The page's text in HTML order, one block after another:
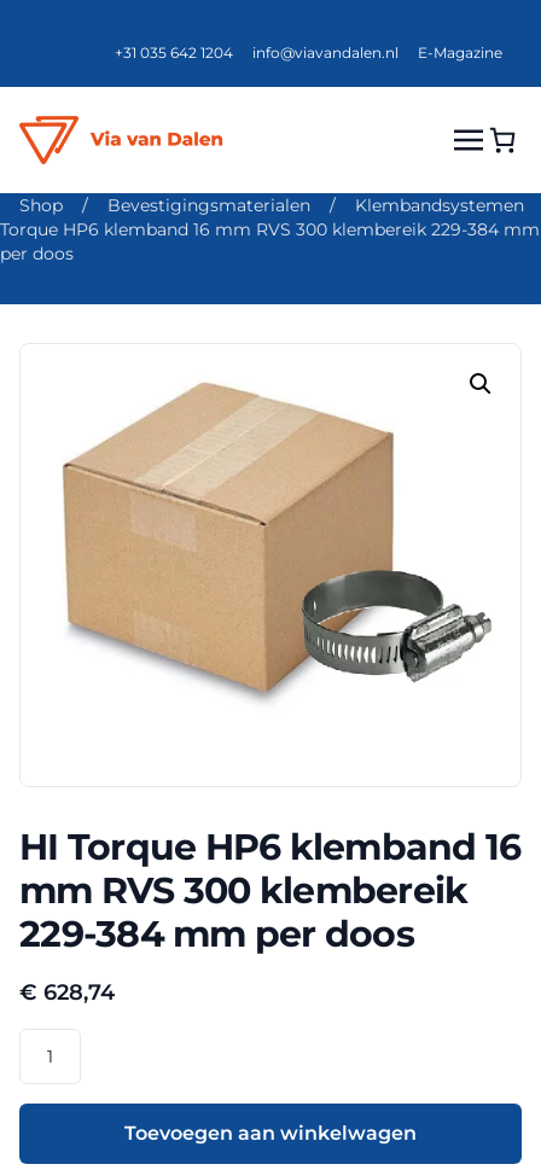
+31 035 642 1204 info@viavandalen.nl E-Magazine
Shop / Bevestigingsmaterialen /
Klembandsystemen
Torque HP6 klemband 16 mm RVS 300 klembereik 229-384 mm
per doos
HI Torque HP6 klemband 16
mm RVS 300 klembereik
229-384 mm per doos
€ 628,74
Torque
HP6
16
Toevoegen aan winkelwagen